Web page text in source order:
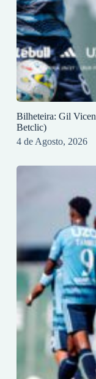
Bilheteira: Gil
Betclic)
4 de Agosto, 2026